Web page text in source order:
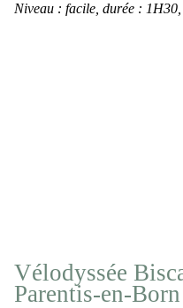
Niveau : facile, durée :
Vélodyssée
Parentis-en-Born